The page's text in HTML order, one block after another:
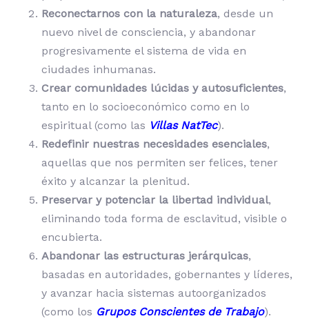
Reconectarnos con la naturaleza, desde un
nuevo nivel de consciencia, y abandonar
progresivamente el sistema de vida en
ciudades inhumanas.
Crear comunidades lúcidas y autosuficientes,
tanto en lo socioeconómico como en lo
espiritual (como las Villas NatTec).
Redefinir nuestras necesidades esenciales,
aquellas que nos permiten ser felices, tener
éxito y alcanzar la plenitud.
Preservar y potenciar la libertad individual,
eliminando toda forma de esclavitud, visible o
encubierta.
Abandonar las estructuras jerárquicas,
basadas en autoridades, gobernantes y líderes,
y avanzar hacia sistemas autoorganizados
(como los Grupos Conscientes de Trabajo).